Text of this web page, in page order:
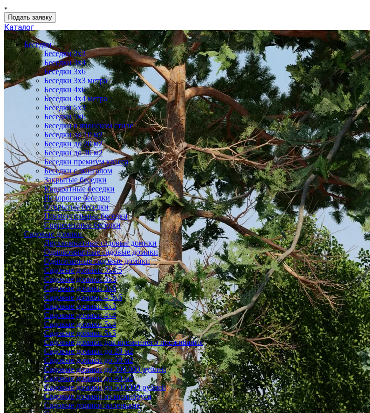
Подать заявку
Каталог
Беседки
Беседки 2x3
Беседки 3x4
Беседки 3x6
Беседки 3х3 метра
Беседки 4x6
Беседки 4х4 метра
Беседки 5x3
Беседки 5x6
Беседки в японском стиле
Беседки до 10 м2
Беседки до 20 м2
Беседки до 30 м2
Беседки премиум класса
Беседки с мангалом
Закрытые беседки
Квадратные беседки
Недорогие беседки
Открытые беседки
Прямоугольные беседки
Современные беседки
Садовые домики
Двухкомнатные садовые домики
Однокомнатные садовые домики
Одноэтажные садовые домики
Садовые домики 3x4.5
Садовые домики 3х3
Садовые домики 3х6
Садовые домики 4.5x6
Садовые домики 4x3
Садовые домики 4x4
Садовые домики 5х4
Садовые домики 5х5
Садовые домики для временного проживания
Садовые домики до 20 м2
Садовые домики до 30 м2
Садовые домики до 300 000 рублей
Садовые домики до 40 м2
Садовые домики до 500 000 рублей
Садовые домики из минибруса
Садовые домики маленькие